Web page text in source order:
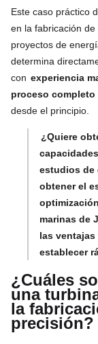
Este caso práctico
en la fabricación
proyectos de
determina
con experiencia
proceso completo
desde el principio.
¿Quiere
estudios de
obtener el
marinas de
las
establecer
¿Cuáles
una
la
precisión?